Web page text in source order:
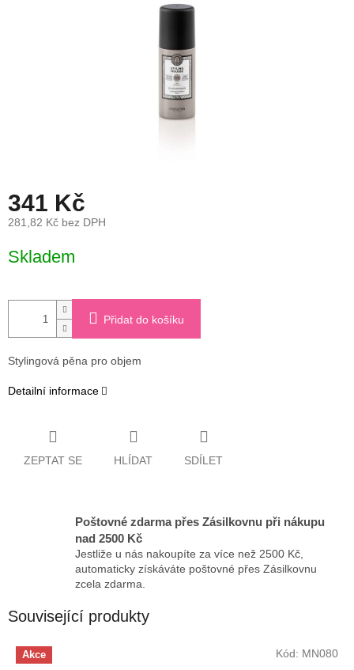
341 Kč
281,82 Kč bez DPH
cena:
Skladem
Přidat do košíku
Stylingová pěna pro objem
Detailní informace
ZEPTAT SE HLÍDAT SDÍLET
Poštovné zdarma přes Zásilkovnu při nákupu
nad 2500 Kč
Jestliže u nás nakoupíte za více než 2500 Kč,
automaticky získáváte poštovné přes Zásilkovnu
zcela zdarma.
Související produkty
Akce Kód: MN080